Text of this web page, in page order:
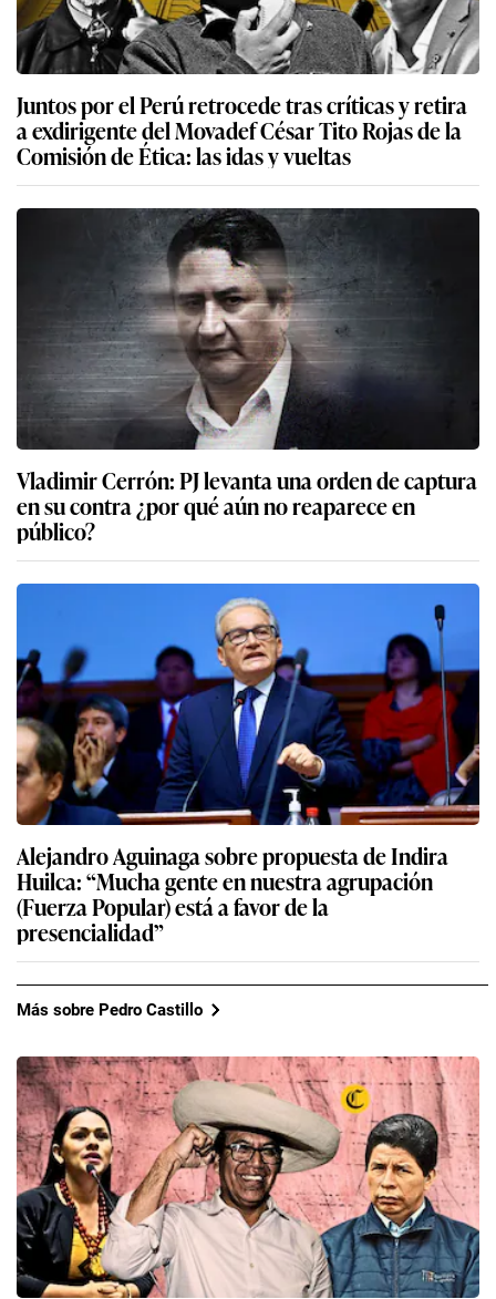
Juntos por el Perú retrocede tras críticas y retira
a exdirigente del Movadef César Tito Rojas de la
Comisión de Ética: las idas y vueltas
Vladimir Cerrón: PJ levanta una orden de captura
en su contra ¿por qué aún no reaparece en
público?
Alejandro Aguinaga sobre propuesta de Indira
Huilca: “Mucha gente en nuestra agrupación
(Fuerza Popular) está a favor de la
presencialidad”
Más sobre Pedro Castillo